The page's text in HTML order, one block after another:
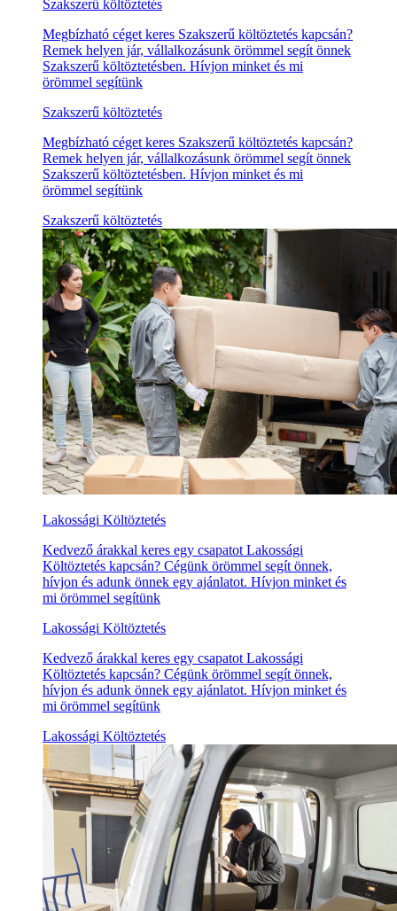
Szakszerű költöztetés
Megbízható céget keres Szakszerű költöztetés kapcsán?
Remek helyen jár, vállalkozásunk örömmel segít önnek
Szakszerű költöztetésben. Hívjon minket és mi
örömmel segítünk
Szakszerű költöztetés
Megbízható céget keres Szakszerű költöztetés kapcsán?
Remek helyen jár, vállalkozásunk örömmel segít önnek
Szakszerű költöztetésben. Hívjon minket és mi
örömmel segítünk
Szakszerű költöztetés
Lakossági Költöztetés
Kedvező árakkal keres egy csapatot Lakossági
Költöztetés kapcsán? Cégünk örömmel segít önnek,
hívjon és adunk önnek egy ajánlatot. Hívjon minket és
mi örömmel segítünk
Lakossági Költöztetés
Kedvező árakkal keres egy csapatot Lakossági
Költöztetés kapcsán? Cégünk örömmel segít önnek,
hívjon és adunk önnek egy ajánlatot. Hívjon minket és
mi örömmel segítünk
Lakossági Költöztetés